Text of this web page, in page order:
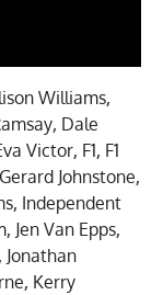
Williams,
, Dale
Victor, F1, F1
Gerard Johnstone,
, Independent
, Jen Van Epps,
, Jonathan
, Kerry